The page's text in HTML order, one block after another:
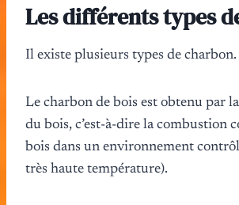
Les différents types
Il existe plusieurs types de charbon.
Le charbon de bois est obtenu par
du bois, c’est-à-dire la combustion
bois dans un environnement
très haute température).